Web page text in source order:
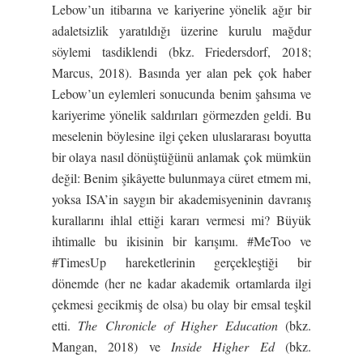
Lebow’un itibarına ve kariyerine yönelik ağır bir
adaletsizlik yaratıldığı üzerine kurulu mağdur
söylemi tasdiklendi (bkz. Friedersdorf, 2018;
Marcus, 2018). Basında yer alan pek çok haber
Lebow’un eylemleri sonucunda benim şahsıma ve
kariyerime yönelik saldırıları görmezden geldi. Bu
meselenin böylesine ilgi çeken uluslararası boyutta
bir olaya nasıl dönüştüğünü anlamak çok mümkün
değil: Benim şikâyette bulunmaya cüret etmem mi,
yoksa ISA’in saygın bir akademisyeninin davranış
kurallarını ihlal ettiği kararı vermesi mi? Büyük
ihtimalle bu ikisinin bir karışımı. #MeToo ve
#TimesUp hareketlerinin gerçekleştiği bir
dönemde (her ne kadar akademik ortamlarda ilgi
çekmesi gecikmiş de olsa) bu olay bir emsal teşkil
etti. The Chronicle of Higher Education(bkz.
Mangan, 2018) ve Inside Higher Ed(bkz.